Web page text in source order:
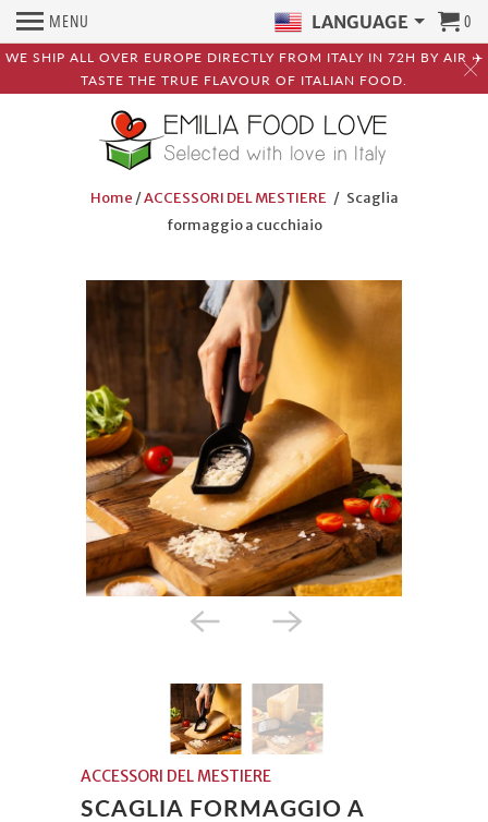
WE SHIP ALL OVER EUROPE DIRECTLY FROM ITALY IN 72H BY AIR ✈️
TASTE THE TRUE FLAVOUR OF ITALIAN FOOD.
MENU LANGUAGE 0
Home /ACCESSORI DEL MESTIERE / Scaglia
formaggio a cucchiaio
ACCESSORI DEL MESTIERE
SCAGLIA FORMAGGIO A